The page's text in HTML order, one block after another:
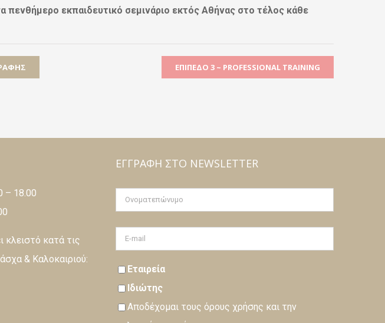
εκπαιδευτικό σεμινάριο εκτός Αθήνας στο τέλος κάθε
ΕΠΊΠΕΔΟ 3 ~ PROFESSIONAL TRAINING
– 18.00
κλειστό κατά τις
& Καλοκαιριού:
ΕΓΓΡΑΦΉ ΣΤΟ NEWSLETTER
Εταιρεία
Ιδιώτης
Αποδέχομαι τους όρους χρήσης και την